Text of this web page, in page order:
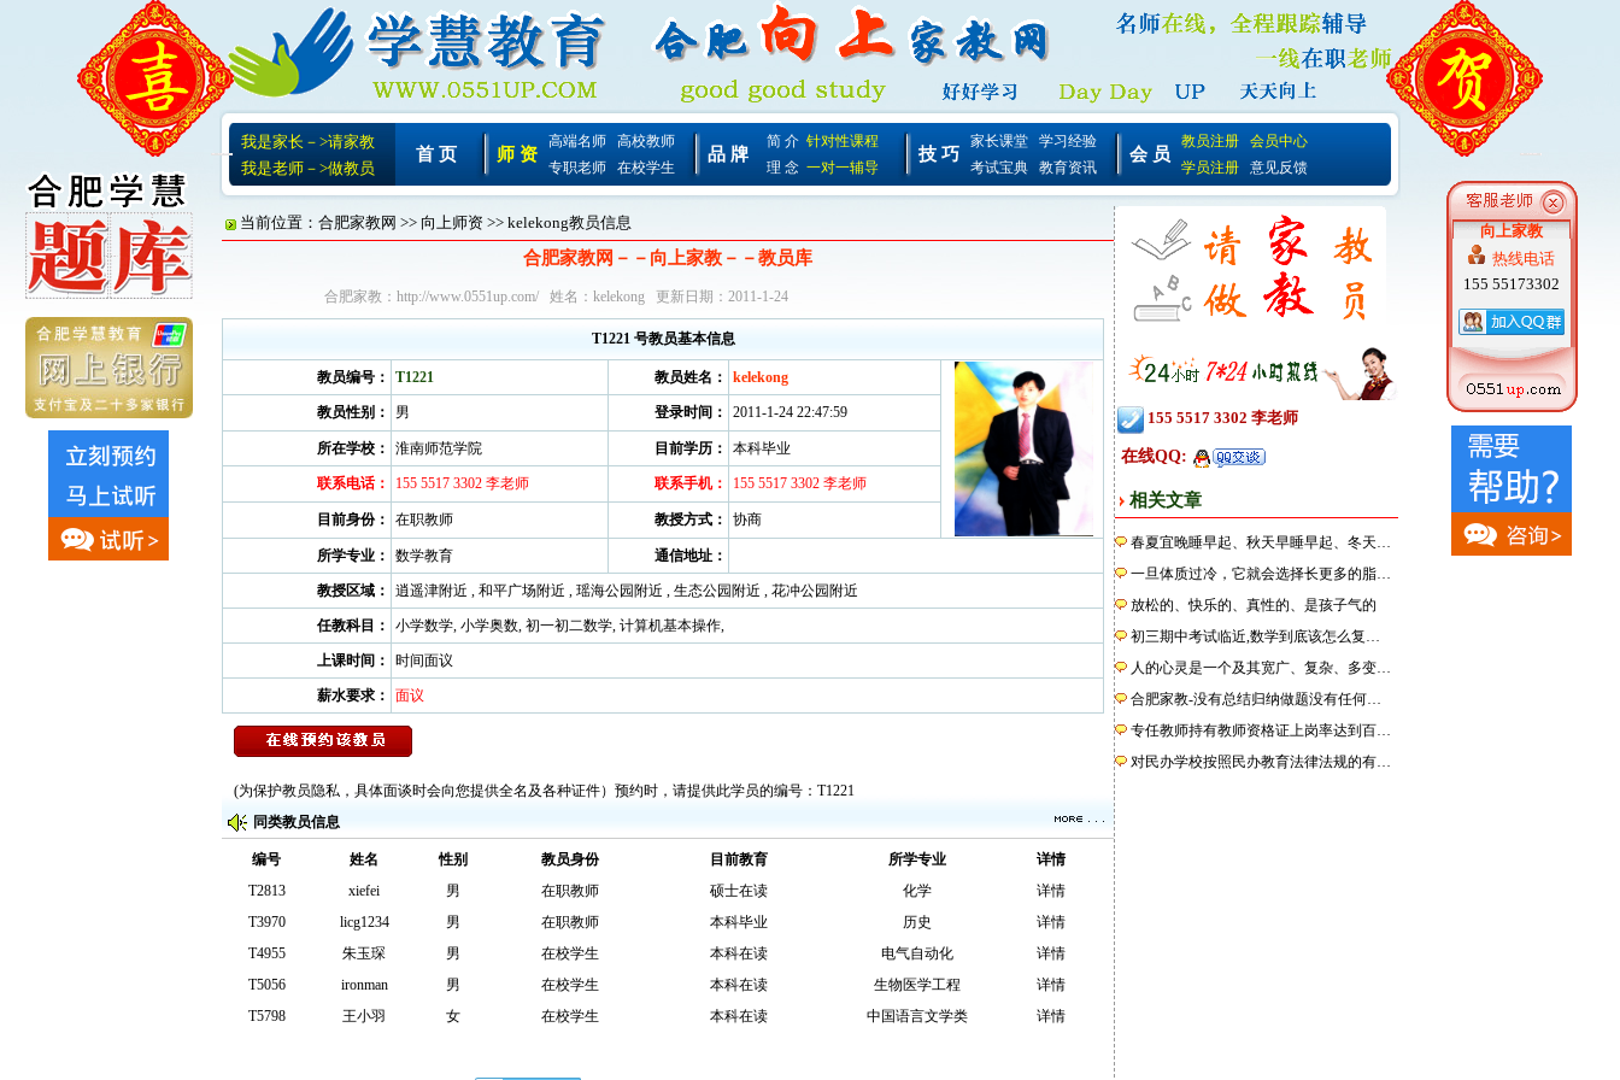
我是家长－>请家教
我是老师－>做教员
首 页 师 资
高端名师
高校教师
专职老师
在校学生
品 牌
简 介 针对性课程
理 念 一对一辅导
技 巧
家长课堂
学习经验
考试宝典
教育资讯
会 员
教员注册
会员中心
学员注册
意见反馈
当前位置： 合肥家教网 >> 向上师资 >> kelekong教员信息
合肥家教网－－向上家教－－教员库
合肥家教： http://www.0551up.com/ 姓名：kelekong 更新日期：2011-1-24
T1221 号教员基本信息
教员编号： T1221 教员姓名： kelekong
教员性别： 男 登录时间： 2011-1-24 22:47:59
所在学校： 淮南师范学院 目前学历： 本科毕业
联系电话： 155 5517 3302 李老师 联系手机： 155 5517 3302 李老师
目前身份： 在职教师 教授方式： 协商
所学专业： 数学教育 通信地址：
教授区域： 逍遥津附近 , 和平广场附近 , 瑶海公园附近 , 生态公园附近 , 花冲公园附近
任教科目： 小学数学, 小学奥数, 初一初二数学, 计算机基本操作,
上课时间： 时间面议
薪水要求： 面议
(为保护教员隐私，具体面谈时会向您提供全名及各种证件）预约时，请提供此学员的编号：T1221
同类教员信息
编号 姓名 性别 教员身份 目前教育 所学专业
详情
T2813
xiefei 男 在职教师 硕士在读 化学
详情
T3970
licg1234 男 在职教师 本科毕业 历史
详情
T4955
朱玉琛 男 在校学生 本科在读 电气自动化
详情
T5056
ironman 男 在校学生 本科在读 生物医学工程
详情
T5798
王小羽 女 在校学生 本科在读 中国语言文学类 详情
155 5517 3302 李老师
在线QQ:
相关文章
春夏宜晚睡早起、秋天早睡早起、冬天…
一旦体质过冷，它就会选择长更多的脂…
放松的、快乐的、真性的、是孩子气的
初三期中考试临近,数学到底该怎么复…
人的心灵是一个及其宽广、复杂、多变…
合肥家教-没有总结归纳做题没有任何…
专任教师持有教师资格证上岗率达到百…
对民办学校按照民办教育法律法规的有…
向上家教
热线电话
155 55173302